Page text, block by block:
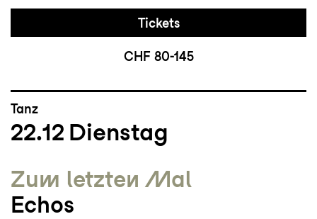
Tickets
CHF 80-145
Tanz
22.12 Dienstag
Zum letzten Mal
Echos